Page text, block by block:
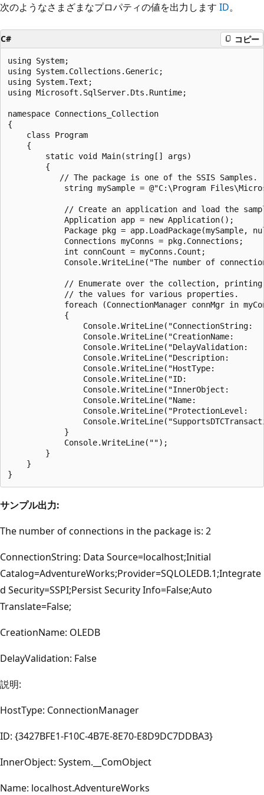
次のようなさまざまなプロパティの値を出力します ID。
C# コピー
using System;
using System.Collections.Generic;
using System.Text;
using Microsoft.SqlServer.Dts.Runtime;
namespace Connections_Collection
{
    class Program
    {
        static void Main(string[] args)
        {
// The package is one of the SSIS
string mySample = @"C:\Program
// Create an application and load the
            Application app = new Application();
Package pkg = app.LoadPackage(mySample,
            Connections myConns = pkg.Connections;
            int connCount = myConns.Count;
Console.WriteLine("The number of
// Enumerate over the collection,
            // the values for various properties.
foreach (ConnectionManager connMgr in
            {
Console.WriteLine("CreationName:
Console.WriteLine("DelayValidation:
Console.WriteLine("Description:
Console.WriteLine("HostType:
Console.WriteLine("ID:
Console.WriteLine("InnerObject:
Console.WriteLine("Name:
Console.WriteLine("ProtectionLevel:
            }
            Console.WriteLine("");
        }
    }
サンプル出力:
The number of connections in the package is: 2
ConnectionString: Data Source=localhost;Initial
Catalog=AdventureWorks;Provider=SQLOLEDB.1;Integrate
d Security=SSPI;Persist Security Info=False;Auto
Translate=False;
CreationName: OLEDB
DelayValidation: False
説明:
HostType: ConnectionManager
ID: {3427BFE1-F10C-4B7E-8E70-E8D9DC7DDBA3}
InnerObject: System.__ComObject
Name: localhost.AdventureWorks